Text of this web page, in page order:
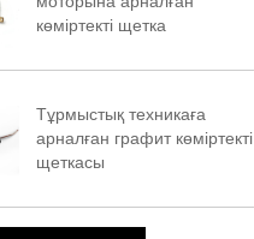
көміртекті щетка
Тұрмыстық техникаға
арналған графит көміртекті
щеткасы